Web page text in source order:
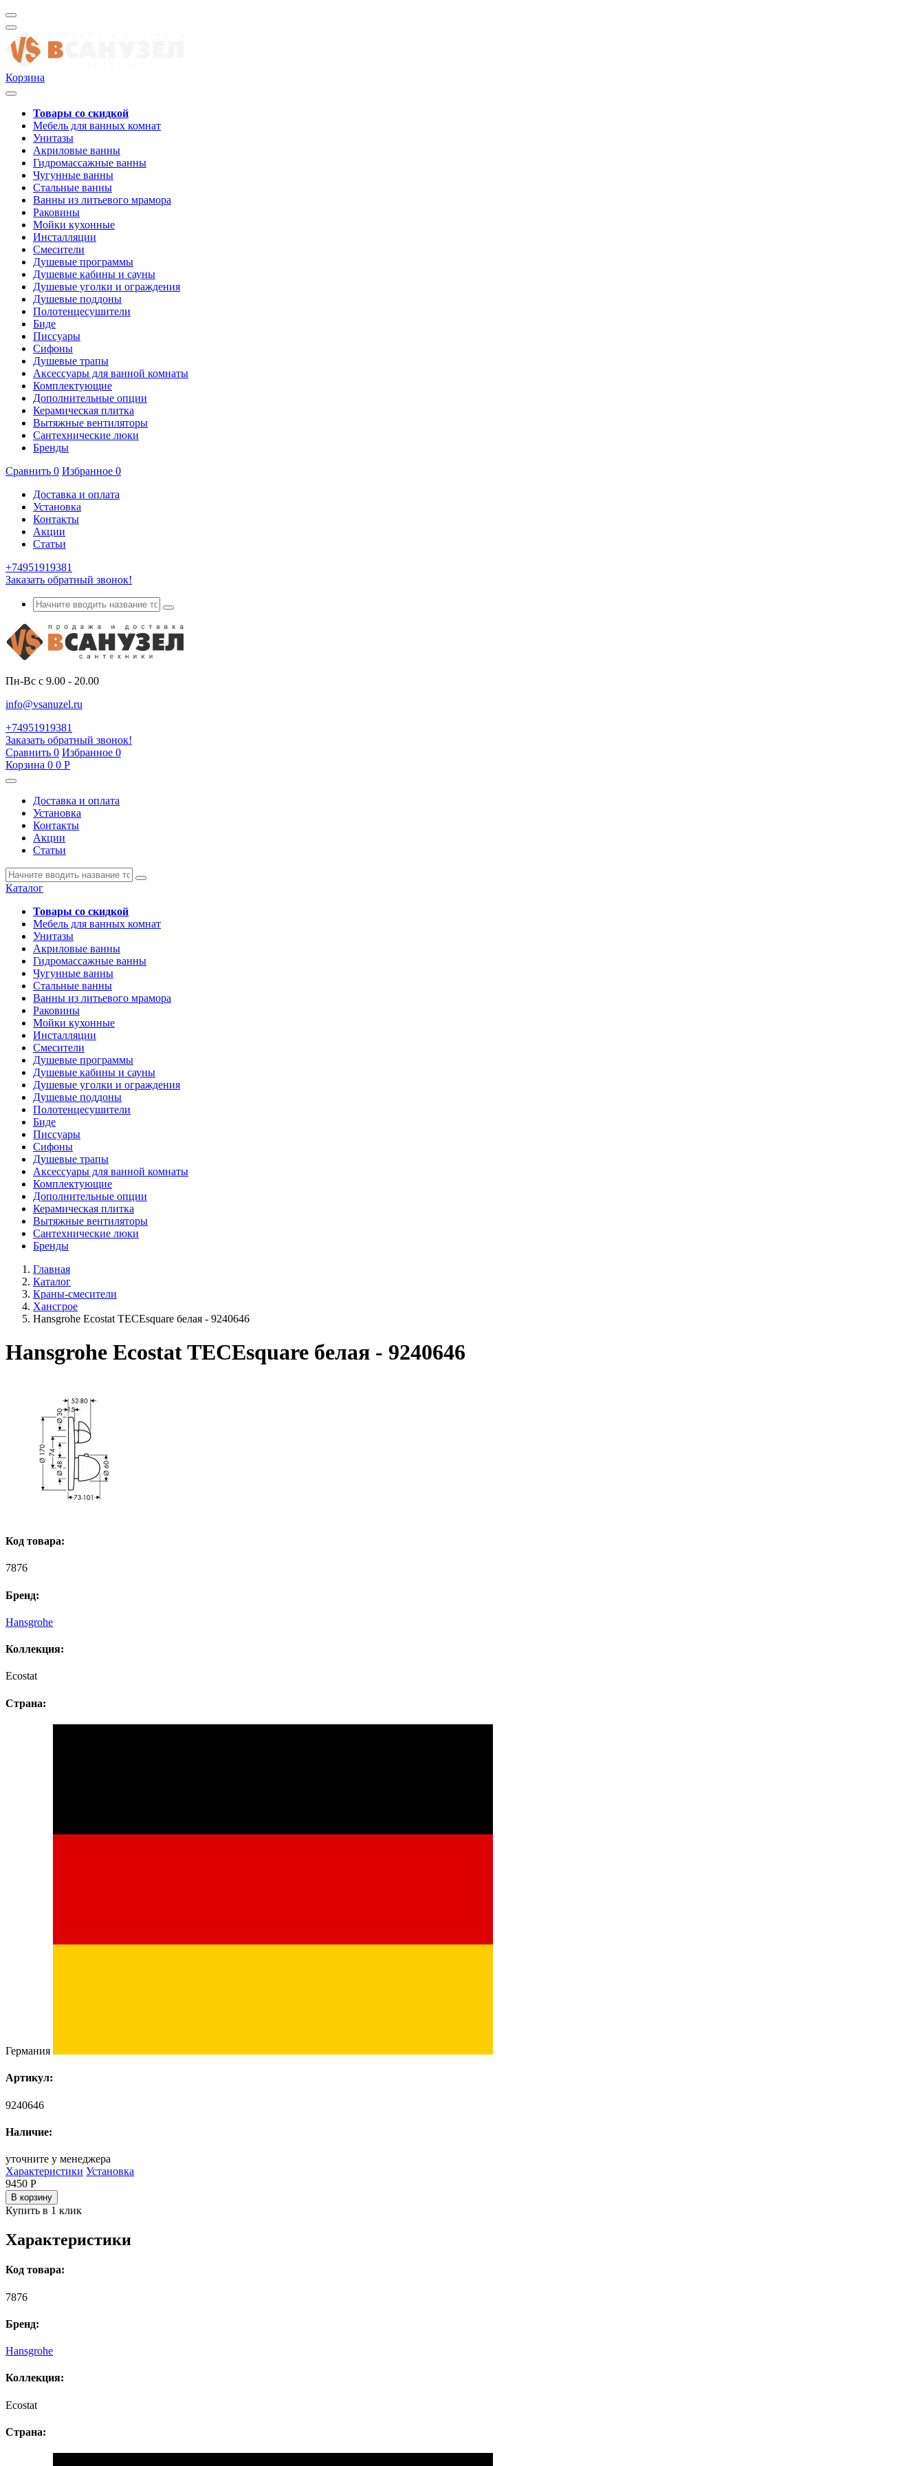
Корзина
Товары со скидкой
Мебель для ванных комнат
Унитазы
Акриловые ванны
Гидромассажные ванны
Чугунные ванны
Стальные ванны
Ванны из литьевого мрамора
Раковины
Мойки кухонные
Инсталляции
Смесители
Душевые программы
Душевые кабины и сауны
Душевые уголки и ограждения
Душевые поддоны
Полотенцесушители
Биде
Писсуары
Сифоны
Душевые трапы
Аксессуары для ванной комнаты
Комплектующие
Дополнительные опции
Керамическая плитка
Вытяжные вентиляторы
Сантехнические люки
Бренды
Сравнить 0 Избранное 0
Доставка и оплата
Установка
Контакты
Акции
Статьи
+74951919381
Заказать обратный звонок!
Пн-Вс с 9.00 - 20.00
info@vsanuzel.ru
+74951919381
Заказать обратный звонок!
Сравнить 0 Избранное 0
Корзина 0 0 Р
Доставка и оплата
Установка
Контакты
Акции
Статьи
Каталог
Товары со скидкой
Мебель для ванных комнат
Унитазы
Акриловые ванны
Гидромассажные ванны
Чугунные ванны
Стальные ванны
Ванны из литьевого мрамора
Раковины
Мойки кухонные
Инсталляции
Смесители
Душевые программы
Душевые кабины и сауны
Душевые уголки и ограждения
Душевые поддоны
Полотенцесушители
Биде
Писсуары
Сифоны
Душевые трапы
Аксессуары для ванной комнаты
Комплектующие
Дополнительные опции
Керамическая плитка
Вытяжные вентиляторы
Сантехнические люки
Бренды
Главная
Каталог
Краны-смесители
Хансгрое
Hansgrohe Ecostat TECEsquare белая - 9240646
Hansgrohe Ecostat TECEsquare белая - 9240646
Код товара:
7876
Бренд:
Hansgrohe
Коллекция:
Ecostat
Страна:
Германия
Артикул:
9240646
Наличие:
уточните у менеджера
Характеристики Установка
9450 Р
В корзину
Купить в 1 клик
Характеристики
Код товара:
7876
Бренд:
Hansgrohe
Коллекция:
Ecostat
Страна: